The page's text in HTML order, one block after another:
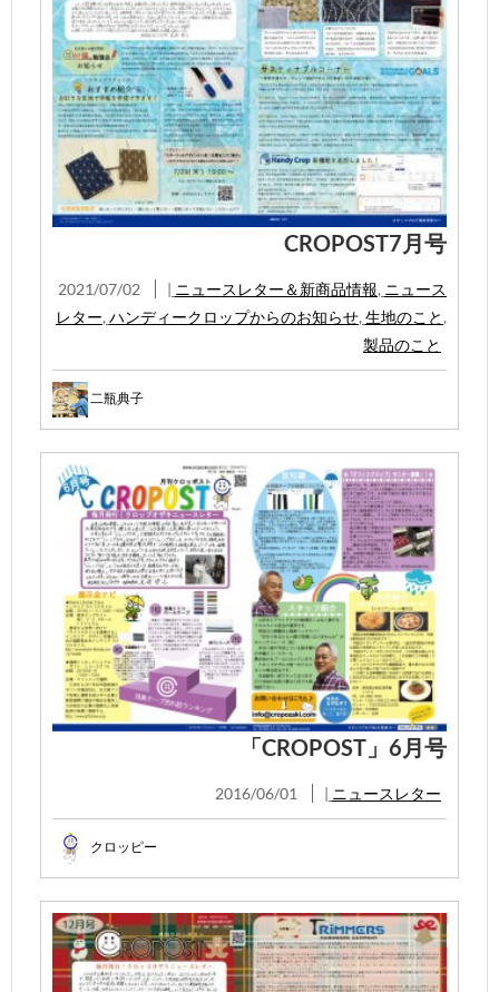
CROPOST7月号
2021/07/02 | ニュースレター＆新商品情報, ニュース
レター, ハンディークロップからのお知らせ, 生地のこと ,
製品のこと
二瓶典子
「CROPOST」6月号
2016/06/01 ニュースレター
クロッピー